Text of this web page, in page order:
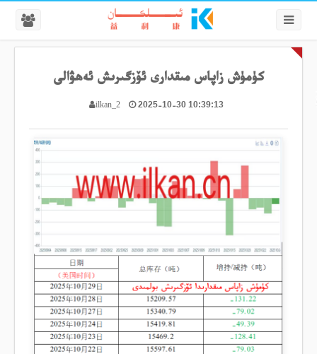
كۈمۈش زاپاس مىقدارى ئۆزگىرىش ئەھۋالى
ilkan_2 2025-10-30 10:39:13